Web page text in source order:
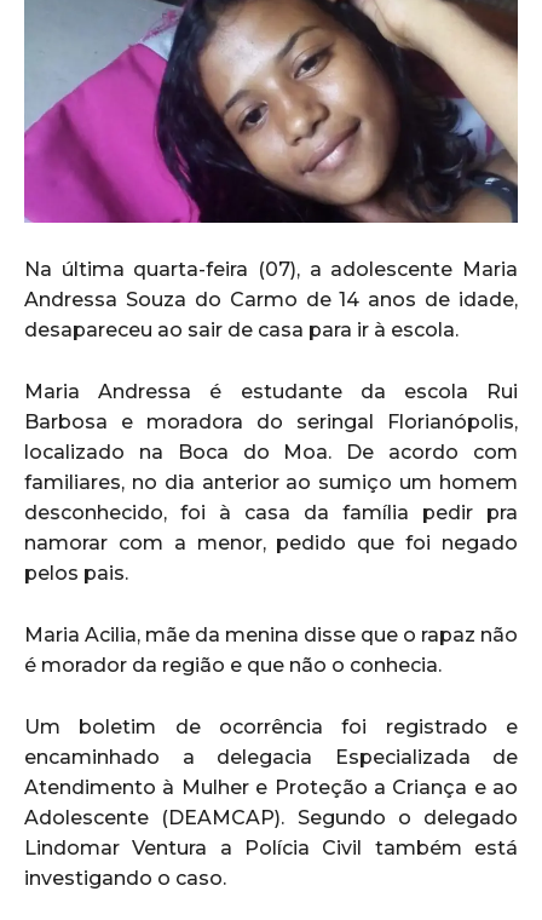
Na última quarta-feira (07), a adolescente Maria
Andressa Souza do Carmo de 14 anos de idade,
desapareceu ao sair de casa para ir à escola.
Maria Andressa é estudante da escola Rui
Barbosa e moradora do seringal Florianópolis,
localizado na Boca do Moa. De acordo com
familiares, no dia anterior ao sumiço um homem
desconhecido, foi à casa da família pedir pra
namorar com a menor, pedido que foi negado
pelos pais.
Maria Acilia, mãe da menina disse que o rapaz não
é morador da região e que não o conhecia.
Um boletim de ocorrência foi registrado e
encaminhado a delegacia Especializada de
Atendimento à Mulher e Proteção a Criança e ao
Adolescente (DEAMCAP). Segundo o delegado
Lindomar Ventura a Polícia Civil também está
investigando o caso.